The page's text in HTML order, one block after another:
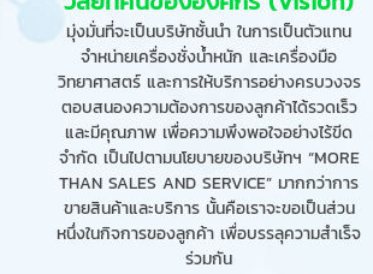
มุ่งมั่นที่จะเป็นบริษัทชั้นนำ ในการเป็นตัวแทน
จำหน่ายเครื่องชั่งน้ำหนัก และเครื่องมือ
วิทยาศาสตร์ และการให้บริการอย่างครบวงจร
ตอบสนองความต้องการของลูกค้าได้รวดเร็ว
และมีคุณภาพ เพื่อความพึงพอใจอย่างไร้ขีด
จำกัด เป็นไปตามนโยบายของบริษัทฯ “MORE
THAN SALES AND SERVICE” มากกว่าการ
ขายสินค้าและบริการ นั้นคือเราจะขอเป็นส่วน
หนึ่งในกิจการของลูกค้า เพื่อบรรลุความสำเร็จ
ร่วมกัน